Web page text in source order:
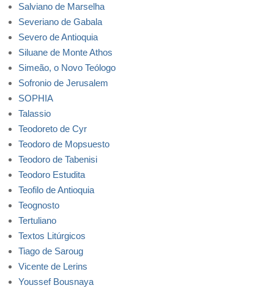
Salviano de Marselha
Severiano de Gabala
Severo de Antioquia
Siluane de Monte Athos
Simeão, o Novo Teólogo
Sofronio de Jerusalem
SOPHIA
Talassio
Teodoreto de Cyr
Teodoro de Mopsuesto
Teodoro de Tabenisi
Teodoro Estudita
Teofilo de Antioquia
Teognosto
Tertuliano
Textos Litúrgicos
Tiago de Saroug
Vicente de Lerins
Youssef Bousnaya